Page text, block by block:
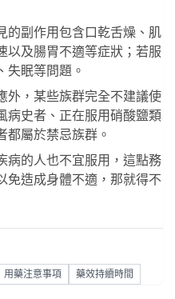
的副作用包含口乾舌燥、肌
以及腸胃不適等症狀；若服
失眠等問題。
外，某些族群完全不建議使
病史者、正在服用硝酸鹽類
都屬於禁忌族群。
病的人也不宜服用，這點務
免造成身體不適，那就得不
用藥注意事項 藥效持續時間